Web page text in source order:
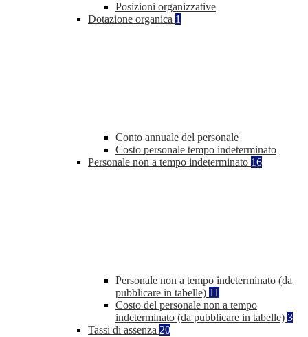
Posizioni organizzative
Dotazione organica 1
Conto annuale del personale
Costo personale tempo indeterminato
Personale non a tempo indeterminato 16
Personale non a tempo indeterminato (da
pubblicare in tabelle) 11
Costo del personale non a tempo
indeterminato (da pubblicare in tabelle) 3
Tassi di assenza 20